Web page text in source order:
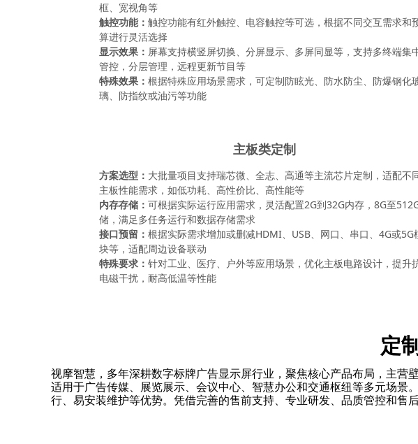
定
视摩智慧，多年深耕数字标牌广告显示屏行业，聚焦核心产品布局，主营
适用于广告传媒、展览展示、会议中心、智慧办公和交通枢纽等多元场
行、易安装维护等优势。凭借完善的售前支持、专业研发、品质管控和售
框、宽视角等
触控功能： 触控功能有红外触控、电容触控等可选，根据不同交互需求和
算进行灵活选择
显示效果： 屏幕支持横竖屏切换、分屏显示、多屏同显等，支持多终端集
管控，分层管理，远程更新节目等
特殊效果： 根据特殊应用场景需求，可定制防眩光、防水防尘、防爆钢化
璃、防指纹或油污等功能
主板类定制
方案选型： 大批量项目支持瑞芯微、全志、高通等主流芯片定制，适配不
主板性能需求，如低功耗、高性价比、高性能等
内存存储： 可根据实际运行应用需求，灵活配置2G到32G内存，8G至
储，满足多任务运行和数据存储需求
接口预留： 根据实际需求增加或删减HDMI、USB、网口、串口、4G或5G
块等，适配周边设备联动
特殊要求： 针对工业、医疗、户外等应用场景，优化主板电路设计，提升
电磁干扰，耐高低温等性能